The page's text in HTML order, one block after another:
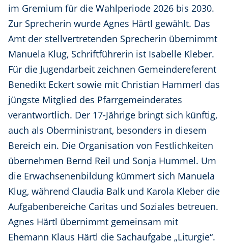
im Gremium für die Wahlperiode 2026 bis 2030.
Zur Sprecherin wurde Agnes Härtl gewählt. Das
Amt der stellvertretenden Sprecherin übernimmt
Manuela Klug, Schriftführerin ist Isabelle Kleber.
Für die Jugendarbeit zeichnen Gemeindereferent
Benedikt Eckert sowie mit Christian Hammerl das
jüngste Mitglied des Pfarrgemeinderates
verantwortlich. Der 17-Jährige bringt sich künftig,
auch als Oberministrant, besonders in diesem
Bereich ein. Die Organisation von Festlichkeiten
übernehmen Bernd Reil und Sonja Hummel. Um
die Erwachsenenbildung kümmert sich Manuela
Klug, während Claudia Balk und Karola Kleber die
Aufgabenbereiche Caritas und Soziales betreuen.
Agnes Härtl übernimmt gemeinsam mit
Ehemann Klaus Härtl die Sachaufgabe „Liturgie“.